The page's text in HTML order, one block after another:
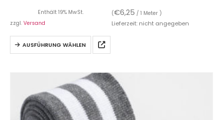
Enthält 19% MwSt. (€6,25 / 1 Meter )
zzgl. Versand Lieferzeit: nicht angegeben
AUSFÜHRUNG WÄHLEN